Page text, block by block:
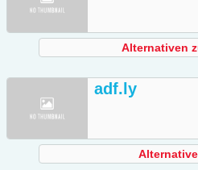
Alternativen
adf.ly